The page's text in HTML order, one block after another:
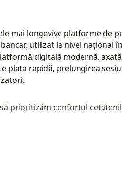
mai longevive platforme de
utilizat la nivel național
digitală modernă,
plata rapidă, prelungirea
prioritizăm confortul